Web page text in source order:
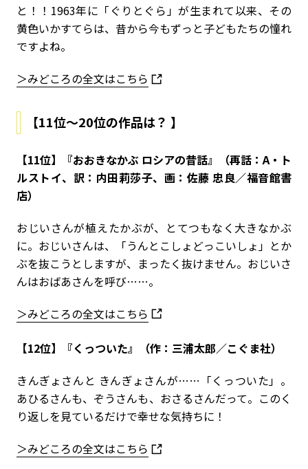
と！！1963年に「ぐりとぐら」が生まれて以来、その
黄色いかすてらは、昔から今もずっと子どもたちの憧れ
ですよね。
＞みどころの全文はこちら
【11位～20位の作品は？ 】
【11位】『おおきなかぶ ロシアの昔話』（再話：A・ト
ルストイ、訳：内田莉莎子、画：佐藤 忠良／福音館書
店）
おじいさんが植えたかぶが、とてつもなく大きなかぶ
に。おじいさんは、「うんとこしょどっこいしょ」とか
ぶを抜こうとしますが、まったく抜けません。おじいさ
んはおばあさんを呼び……。
＞みどころの全文はこちら
【12位】『くっついた』（作：三浦太郎／こぐま社）
きんぎょさんと きんぎょさんが……「くっついた」。
あひるさんも、ぞうさんも、おさるさんだって。このく
り返しを見ているだけで幸せな気持ちに！
＞みどころの全文はこちら